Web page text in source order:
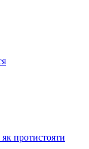
як протистояти